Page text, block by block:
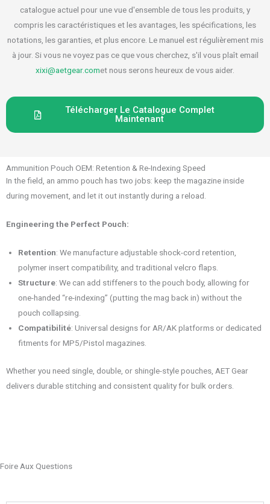
catalogue actuel pour une vue d'ensemble de tous les produits, y
compris les caractéristiques et les avantages, les spécifications, les
notations, les garanties, et plus encore. Le manuel est régulièrement mis
à jour. Si vous ne voyez pas ce que vous cherchez, s'il vous plaît email
xixi@aetgear.comet nous serons heureux de vous aider.
Télécharger Le Catalogue Complet
Maintenant
Ammunition Pouch OEM: Retention & Re-Indexing Speed
In the field, an ammo pouch has two jobs: keep the magazine inside
during movement, and let it out instantly during a reload.
Engineering the Perfect Pouch:
Retention: We manufacture adjustable shock-cord retention,
polymer insert compatibility, and traditional velcro flaps.
Structure: We can add stiffeners to the pouch body, allowing for
one-handed “re-indexing” (putting the mag back in) without the
pouch collapsing.
Compatibilité: Universal designs for AR/AK platforms or dedicated
fitments for MP5/Pistol magazines.
Whether you need single, double, or shingle-style pouches, AET Gear
delivers durable stitching and consistent quality for bulk orders.
Foire Aux Questions